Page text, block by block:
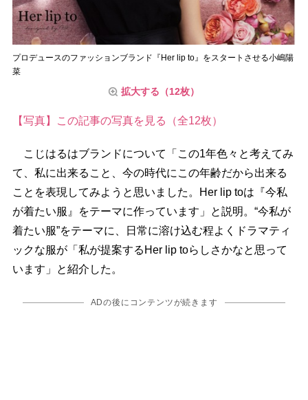
プロデュースのファッションブランド『Her lip to』をスタートさせる小嶋陽
菜
拡大する（12枚）
【写真】この記事の写真を見る（全12枚）
こじはるはブランドについて「この1年色々と考えてみ
て、私に出来ること、今の時代にこの年齢だから出来る
ことを表現してみようと思いました。Her lip toは『今私
が着たい服』をテーマに作っています」と説明。“今私が
着たい服”をテーマに、日常に溶け込む程よくドラマティ
ックな服が「私が提案するHer lip toらしさかなと思って
います」と紹介した。
ADの後にコンテンツが続きます